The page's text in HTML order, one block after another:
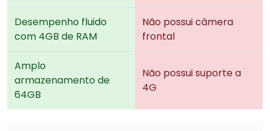
Desempenho fluido
com 4GB de RAM
Não possui câmera
frontal
Amplo
armazenamento de
64GB
Não possui suporte a
4G